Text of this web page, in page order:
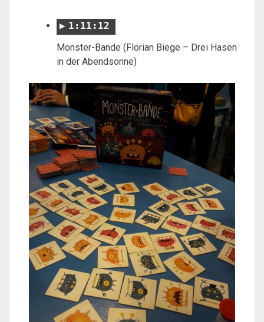
1:11:12
Monster-Bande (Florian Biege – Drei Hasen
in der Abendsonne)